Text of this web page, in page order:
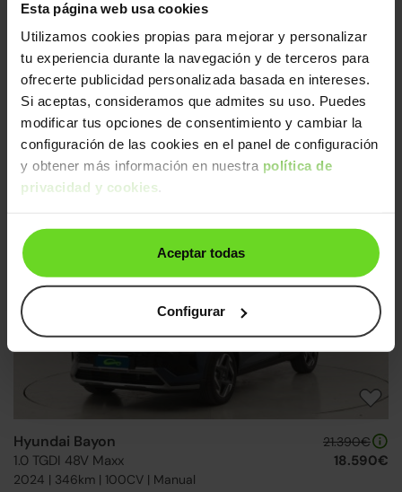
Esta página web usa cookies
Utilizamos cookies propias para mejorar y personalizar
tu experiencia durante la navegación y de terceros para
ofrecerte publicidad personalizada basada en intereses.
Si aceptas, consideramos que admites su uso. Puedes
modificar tus opciones de consentimiento y cambiar la
configuración de las cookies en el panel de configuración
y obtener más información en nuestra política de
privacidad y cookies.
Aceptar todas
Configurar
Hyundai Bayon
1.2 MPI Klass
2025 | 6.993km | 79CV | Manual
19.490€
15-20 días
Hyundai Bayon
1.0 TGDI 48V Maxx
2024 | 346km | 100CV | Manual
21.390€
18.590€